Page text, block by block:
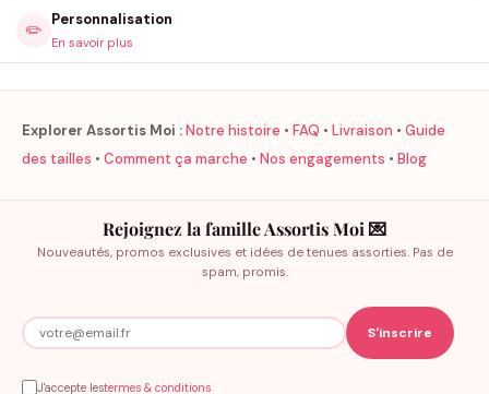
✏️
Personnalisation
En savoir plus
Explorer Assortis Moi :Notre histoire • FAQ • Livraison • Guide
des tailles • Comment ça marche • Nos engagements • Blog
Rejoignez la famille Assortis Moi 💌
Nouveautés, promos exclusives et idées de tenues assorties. Pas de
spam, promis.
J'accepte lestermes & conditions